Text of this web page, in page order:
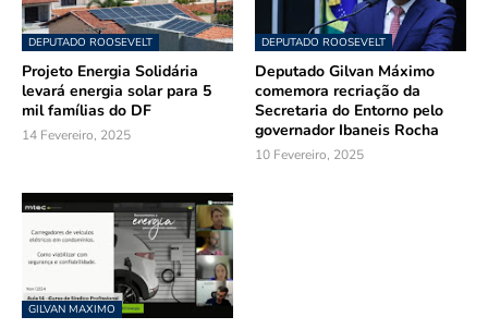
DEPUTADO ROOSEVELT
Projeto Energia Solidária
levará energia solar para 5
mil famílias do DF
14 Fevereiro, 2025
DEPUTADO ROOSEVELT
Deputado Gilvan Máximo
comemora recriação da
Secretaria do Entorno pelo
governador Ibaneis Rocha
10 Fevereiro, 2025
GILVAN MAXIMO